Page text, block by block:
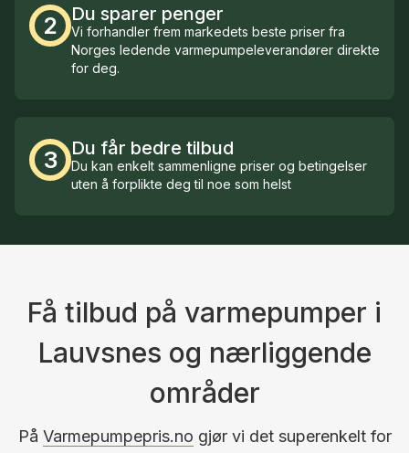
2 Du sparer penger
Vi forhandler frem markedets beste priser fra
Norges ledende varmepumpeleverandører direkte
for deg.
3 Du får bedre tilbud
Du kan enkelt sammenligne priser og betingelser
uten å forplikte deg til noe som helst
Få tilbud på varmepumper i
Lauvsnes og nærliggende
områder
På Varmepumpepris.no gjør vi det superenkelt for